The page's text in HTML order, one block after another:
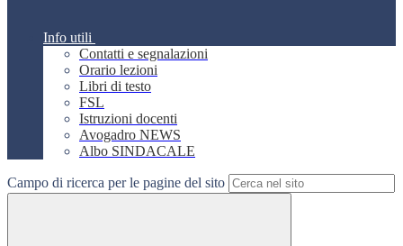
Info utili
Contatti e segnalazioni
Orario lezioni
Libri di testo
FSL
Istruzioni docenti
Avogadro NEWS
Albo SINDACALE
Campo di ricerca per le pagine del sito